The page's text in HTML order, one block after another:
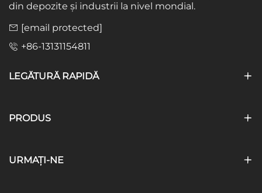
din depozite și industrii la nivel mondial.
[email protected]
+86-13131154811
LEGĂTURĂ RAPIDĂ
PRODUS
URMAȚI-NE